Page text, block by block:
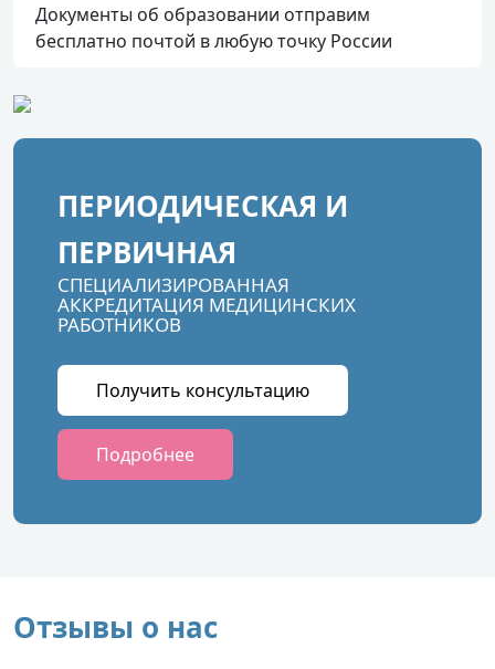
Документы об образовании отправим
бесплатно почтой в любую точку России
ПЕРИОДИЧЕСКАЯ И
ПЕРВИЧНАЯ
СПЕЦИАЛИЗИРОВАННАЯ
АККРЕДИТАЦИЯ МЕДИЦИНСКИХ
РАБОТНИКОВ
Получить консультацию
Подробнее
Отзывы о нас